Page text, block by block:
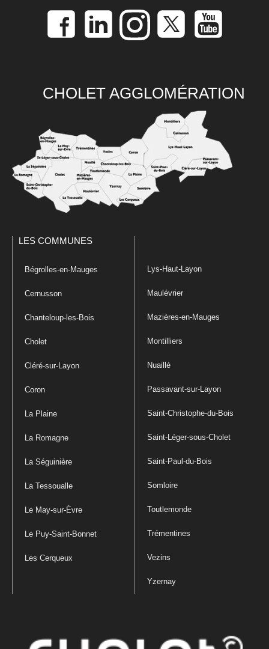
CHOLET AGGLOMÉRATION
LES COMMUNES
Bégrolles-en-Mauges
Cernusson
Chanteloup-les-Bois
Cholet
Cléré-sur-Layon
Coron
La Plaine
La Romagne
La Séguinière
La Tessoualle
Le May-sur-Èvre
Le Puy-Saint-Bonnet
Les Cerqueux
Lys-Haut-Layon
Maulévrier
Mazières-en-Mauges
Montilliers
Nuaillé
Passavant-sur-Layon
Saint-Christophe-du-Bois
Saint-Léger-sous-Cholet
Saint-Paul-du-Bois
Somloire
Toutlemonde
Trémentines
Vezins
Yzernay